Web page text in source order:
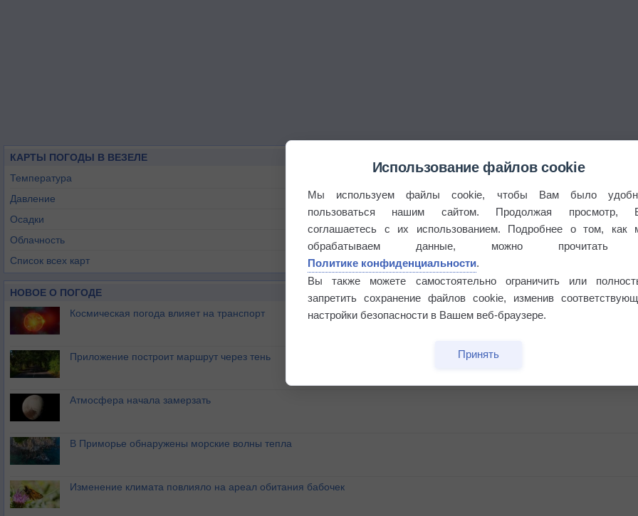
КАРТЫ ПОГОДЫ В ВЕЗЕЛЕ
Температура
Давление
Осадки
Облачность
Список всех карт
НОВОЕ О ПОГОДЕ
Космическая погода влияет на транспорт
Приложение построит маршрут через тень
Атмосфера начала замерзать
В Приморье обнаружены морские волны тепла
Изменение климата повлияло на ареал обитания бабочек
Использование файлов cookie
Мы используем файлы cookie, чтобы Вам было
пользоваться нашим сайтом. Продолжая просмотр,
соглашаетесь с их использованием. Подробнее о том, как
обрабатываем данные, можно прочитать
Политике конфиденциальности.
Вы также можете самостоятельно ограничить или
запретить сохранение файлов cookie, изменив
настройки безопасности в Вашем веб-браузере.
Принять